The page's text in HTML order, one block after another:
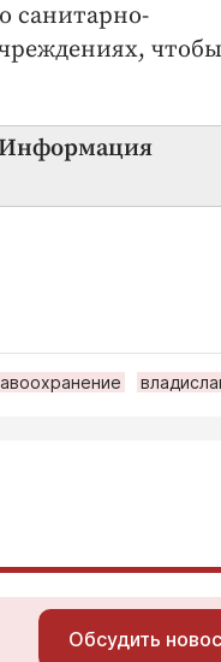
санитарно-
Обсудить